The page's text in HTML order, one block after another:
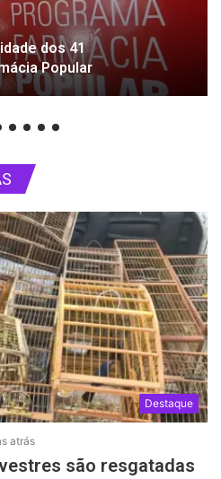
dos 41
Popular
Destaque
atrás
são resgatadas